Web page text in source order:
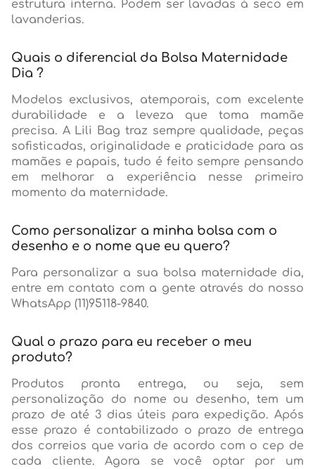
estrutura interna. Podem ser lavadas à seco em
lavanderias.
Quais o diferencial da Bolsa Maternidade
Dia ?
Modelos exclusivos, atemporais, com excelente
durabilidade e a leveza que toma mamãe
precisa. A Lili Bag traz sempre qualidade, peças
sofisticadas, originalidade e praticidade para as
mamães e papais, tudo é feito sempre pensando
em melhorar a experiência nesse primeiro
momento da maternidade.
Como personalizar a minha bolsa com o
desenho e o nome que eu quero?
Para personalizar a sua bolsa maternidade dia,
entre em contato com a gente através do nosso
WhatsApp (11)95118-9840.
Qual o prazo para eu receber o meu
produto?
Produtos pronta entrega, ou seja, sem
personalização do nome ou desenho, tem um
prazo de até 3 dias úteis para expedição. Após
esse prazo é contabilizado o prazo de entrega
dos correios que varia de acordo com o cep de
cada cliente. Agora se você optar por um